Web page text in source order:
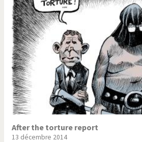
After the torture report
13 décembre 2014